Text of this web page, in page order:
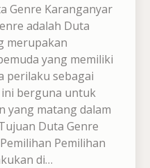
Genre Karanganyar
adalah Duta
merupakan
yang memiliki
perilaku sebagai
ini berguna untuk
yang matang dalam
Duta Genre
Pemilihan
di…